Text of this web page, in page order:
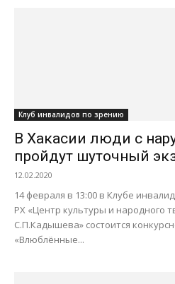
Клуб инвалидов по зрению
В Хакасии люди с
пройдут шуточный
12.02.2020
14 февраля в 13:00 в Клубе
РХ «Центр культуры и народного
С.П.Кадышева» состоится
«Влюблённые...